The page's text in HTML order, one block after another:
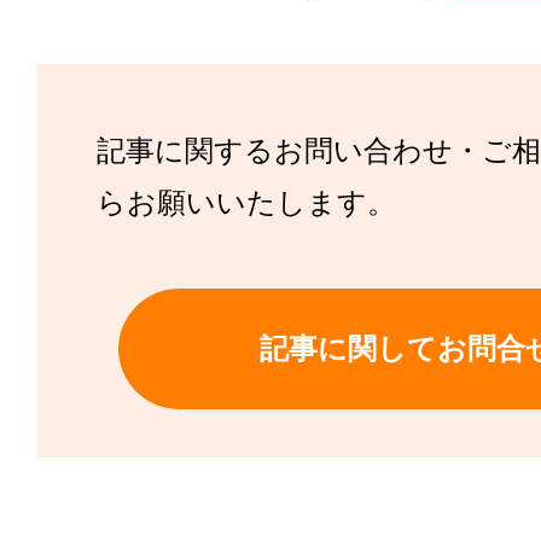
記事に関するお問い合わせ・ご
らお願いいたします。
記事に関してお問合